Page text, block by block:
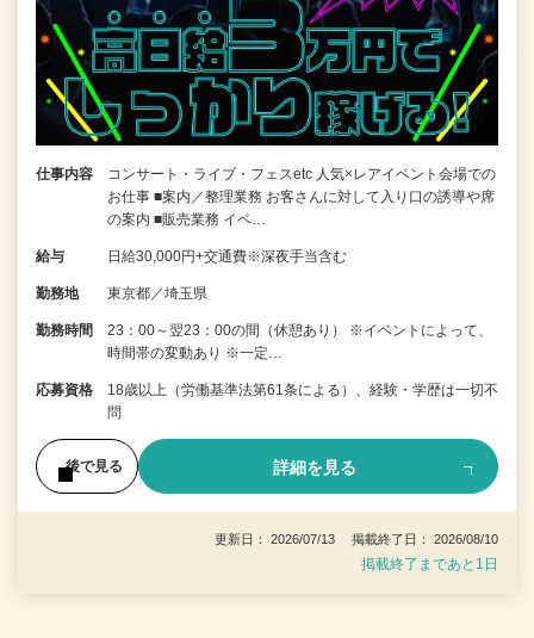
仕事内容
コンサート・ライブ・フェスetc 人気×レアイベント会場での
お仕事 ■案内／整理業務 お客さんに対して入り口の誘導や席
の案内 ■販売業務 イベ…
給与 日給30,000円+交通費※深夜手当含む
勤務地 東京都／埼玉県
勤務時間
23：00～翌23：00の間（休憩あり） ※イベントによって、
時間帯の変動あり ※一定…
応募資格
18歳以上（労働基準法第61条による）、経験・学歴は一切不
問
後で見る 詳細を見る
更新日： 2026/07/13 掲載終了日： 2026/08/10
掲載終了まであと1日